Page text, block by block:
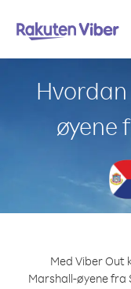
øyene
Med Viber Out
Marshall-øyene fra